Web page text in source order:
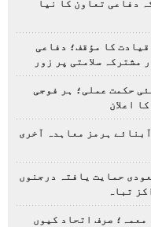
دفاعی تعاون کا نیا
کا مؤقف؛ دفاعی
مشترکہ سلامتی پر زور
حکمت عملی؛ ہر فوجی
اعلان
ہرمز معاہدہ آخری
حمایت یافتہ درجنوں
تباہ
معمہ؛ صرف اتحاد کیوں